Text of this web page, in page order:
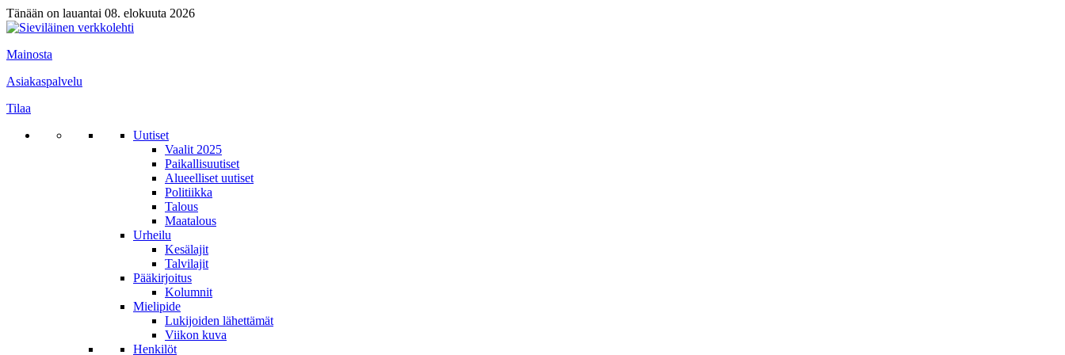
Tänään on lauantai 08. elokuuta 2026
Mainosta
Asiakaspalvelu
Tilaa
Uutiset
Vaalit 2025
Paikallisuutiset
Alueelliset uutiset
Politiikka
Talous
Maatalous
Urheilu
Kesälajit
Talvilajit
Pääkirjoitus
Kolumnit
Mielipide
Lukijoiden lähettämät
Viikon kuva
Henkilöt